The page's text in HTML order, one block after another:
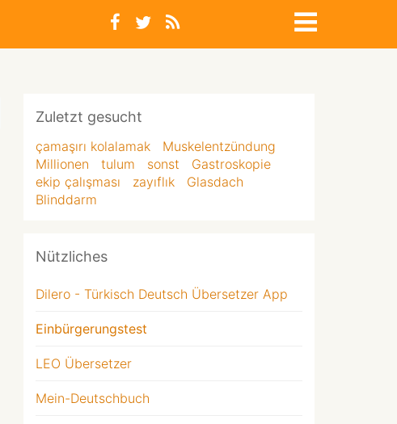
Zuletzt gesucht
çamaşırı kolalamak
Muskelentzündung
Millionen
tulum sonst
Gastroskopie
ekip çalışması
zayıflık
Glasdach
Blinddarm
Nützliches
Dilero - Türkisch Deutsch Übersetzer App
Einbürgerungstest
LEO Übersetzer
Mein-Deutschbuch